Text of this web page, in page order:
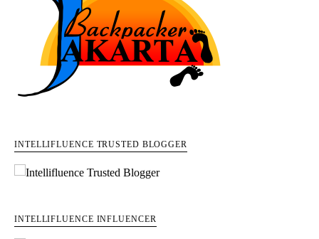
INTELLIFLUENCE TRUSTED BLOGGER
INTELLIFLUENCE INFLUENCER